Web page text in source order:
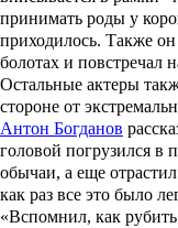
принимать роды у
приходилось. Также
болотах и повстречал
Остальные актеры
стороне от
Антон Богданов
головой погрузился в
обычаи, а еще
как раз все это было
«Вспомнил, как